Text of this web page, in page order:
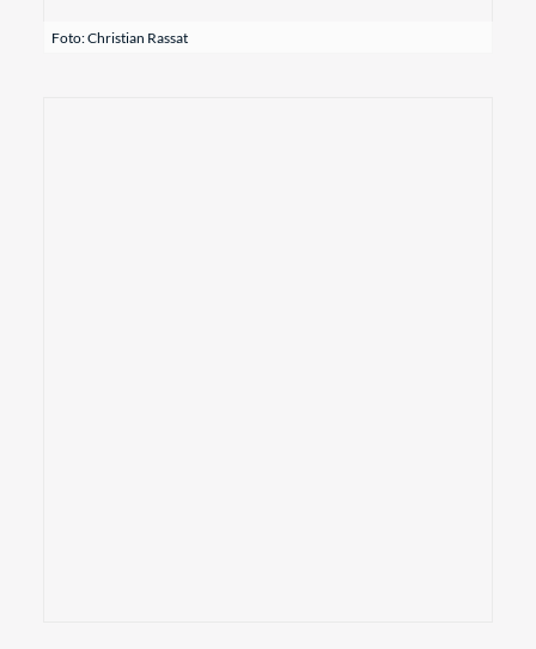
Foto: Christian Rassat